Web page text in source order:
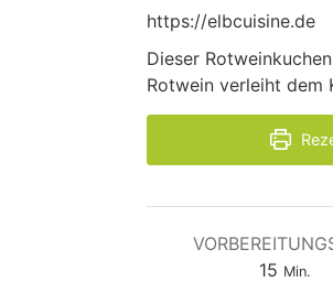
https://elbcuisine.de
Dieser
Rotwein verleiht dem
15Minuten
Min.